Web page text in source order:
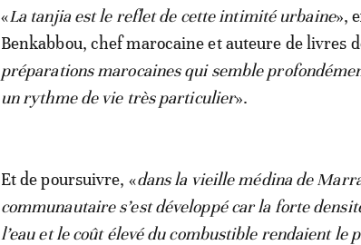
«La tanjia est le reflet de cette intimité urbaine»,
Benkabbou, chef marocaine et auteure de livres
préparations marocaines qui semble
un rythme de vie très particulier».
Et de poursuivre, «dans la vieille médina de
communautaire s’est développé car la forte
l’eau et le coût élevé du combustible rendaient le